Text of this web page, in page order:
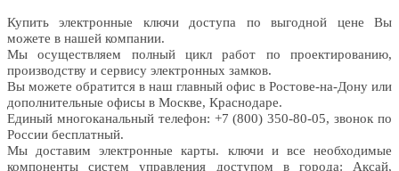
Купить электронные ключи доступа по выгодной цене Вы
можете в нашей компании.
Мы осуществляем полный цикл работ по проектированию,
производству и сервису электронных замков.
Вы можете обратится в наш главный офис в Ростове-на-Дону или
дополнительные офисы в Москве, Краснодаре.
Единый многоканальный телефон: +7 (800) 350-80-05, звонок по
России бесплатный.
Мы доставим электронные карты. ключи и все необходимые
компоненты систем управления доступом в города: Аксай,